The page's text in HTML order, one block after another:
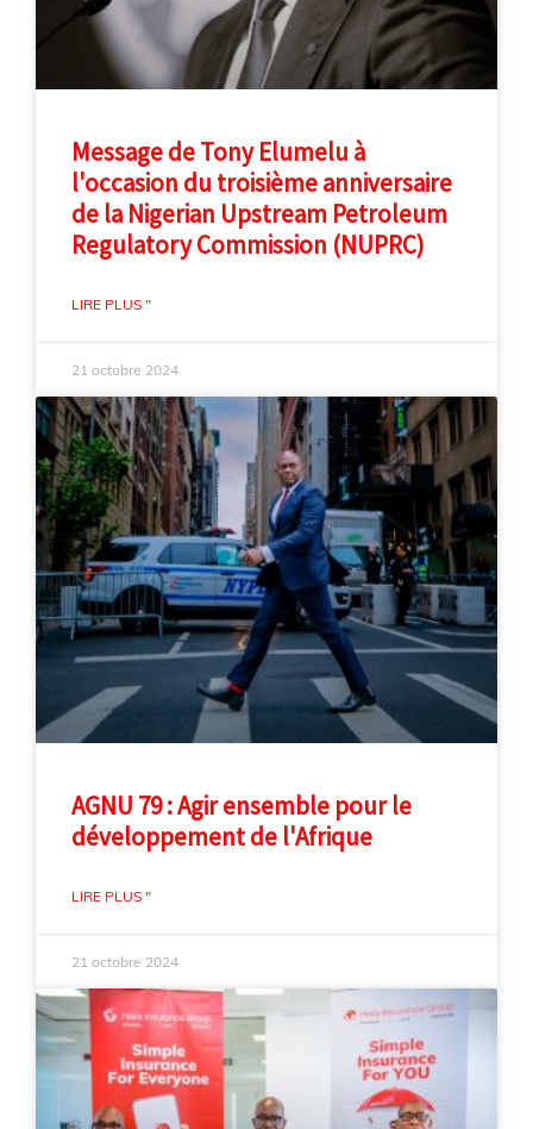
Message de Tony Elumelu à
l'occasion du troisième anniversaire
de la Nigerian Upstream Petroleum
Regulatory Commission (NUPRC)
LIRE PLUS "
21 octobre 2024
AGNU 79 : Agir ensemble pour le
développement de l'Afrique
LIRE PLUS "
21 octobre 2024